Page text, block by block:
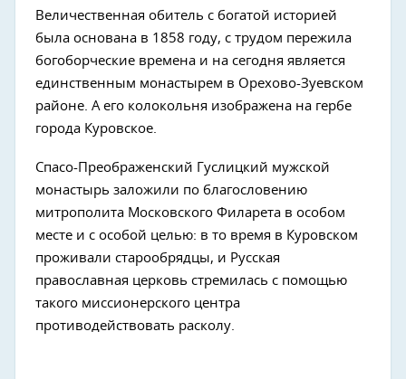
Величественная обитель с богатой историей
была основана в 1858 году, с трудом пережила
богоборческие времена и на сегодня является
единственным монастырем в Орехово-Зуевском
районе. А его колокольня изображена на гербе
города Куровское.
Спасо-Преображенский Гуслицкий мужской
монастырь заложили по благословению
митрополита Московского Филарета в особом
месте и с особой целью: в то время в Куровском
проживали старообрядцы, и Русская
православная церковь стремилась с помощью
такого миссионерского центра
противодействовать расколу.